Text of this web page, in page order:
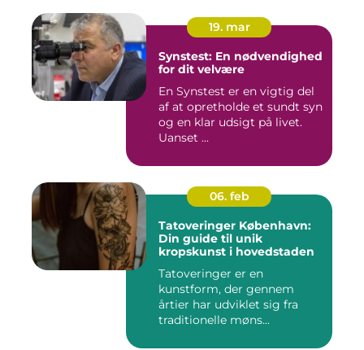
19. mar
Synstest: En nødvendighed
for dit velvære
En Synstest er en vigtig del
af at opretholde et sundt syn
og en klar udsigt på livet.
Uanset ...
06. feb
Tatoveringer København:
Din guide til unik
kropskunst i hovedstaden
Tatoveringer er en
kunstform, der gennem
årtier har udviklet sig fra
traditionelle møns...